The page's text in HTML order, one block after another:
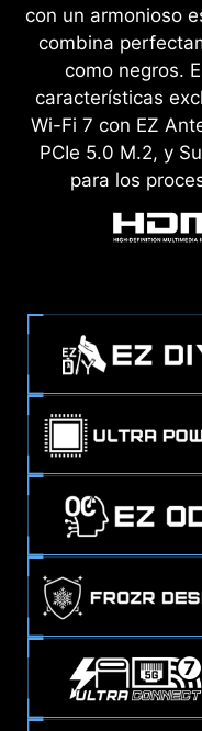
con un armonioso
combina
como negros.
características
Wi-Fi 7 con EZ
PCIe 5.0 M.2, y
para los